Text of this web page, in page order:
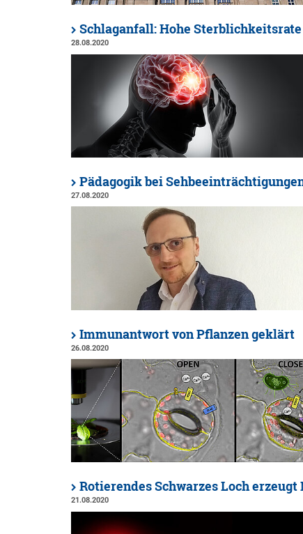
Schlaganfall: Hohe
28.08.2020
Pädagogik bei
27.08.2020
Immunantwort von Pflanzen geklärt
26.08.2020
Rotierendes Schwarzes Loch
21.08.2020